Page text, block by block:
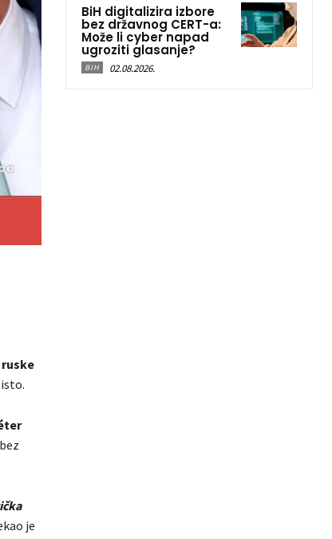
je
BiH digitalizira izbore
bez državnog CERT-a:
Može li cyber napad
ugroziti glasanje?
BIH 02.08.2026.